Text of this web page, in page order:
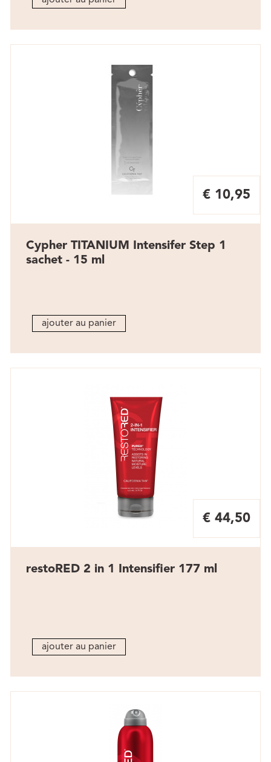
€ 10,95
Cypher TITANIUM Intensifer Step 1
sachet - 15 ml
ajouter au panier
€ 44,50
restoRED 2 in 1 Intensifier 177 ml
ajouter au panier